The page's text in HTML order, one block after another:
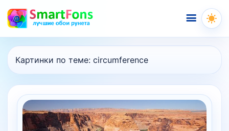
Меню
Картинки по теме: circumference